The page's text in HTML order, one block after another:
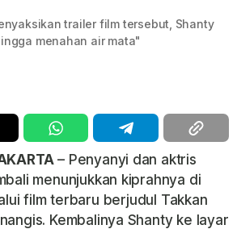
trailer film tersebut, Shanty
menahan air mata"
– Penyanyi dan aktris
menunjukkan kiprahnya di
film terbaru berjudul Takkan
. Kembalinya Shanty ke layar